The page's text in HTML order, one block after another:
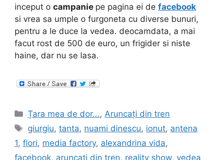
inceput o campanie pe pagina ei de facebook
si vrea sa umple o furgoneta cu diverse bunuri,
pentru a le duce la vedea. deocamdata, a mai
facut rost de 500 de euro, un frigider si niste
haine, dar nu se lasa.
Categories
Țara mea de dor...,Aruncați din tren
Tags
giurgiu,tanta, nuami dinescu, ionut, antena
1, flori, media factory, alexandrina vida,
facebook, aruncati din tren, reality show, vedea